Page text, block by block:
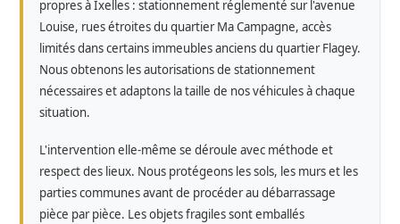
propres à Ixelles : stationnement réglementé sur l'avenue
Louise, rues étroites du quartier Ma Campagne, accès
limités dans certains immeubles anciens du quartier Flagey.
Nous obtenons les autorisations de stationnement
nécessaires et adaptons la taille de nos véhicules à chaque
situation.
L'intervention elle-même se déroule avec méthode et
respect des lieux. Nous protégeons les sols, les murs et les
parties communes avant de procéder au débarrassage
pièce par pièce. Les objets fragiles sont emballés